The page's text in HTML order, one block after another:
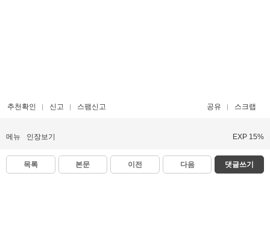
추천확인 신고 스팸신고 공유 스크랩
메뉴 인장보기 EXP 15%
목록 본문 이전 다음 댓글쓰기